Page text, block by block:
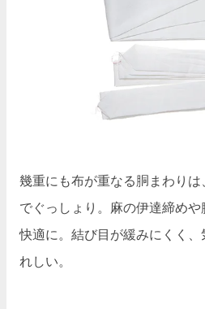
幾重にも布が重なる胴まわり
でぐっしょり。麻の伊達締めや
快適に。結び目が緩みにくく、
れしい。